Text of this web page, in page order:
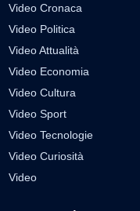
Video Cronaca
Video Politica
Video Attualità
Video Economia
Video Cultura
Video Sport
Video Tecnologie
Video Curiosità
Video